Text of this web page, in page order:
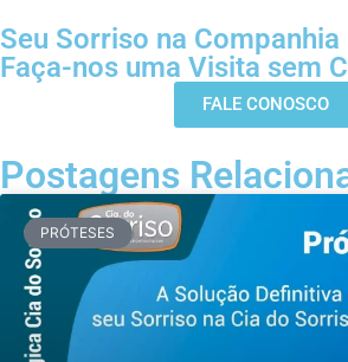
Seu Sorriso na Companhia
Faça-nos uma Visita sem
FALE CONOSCO
Postagens
PRÓTESES